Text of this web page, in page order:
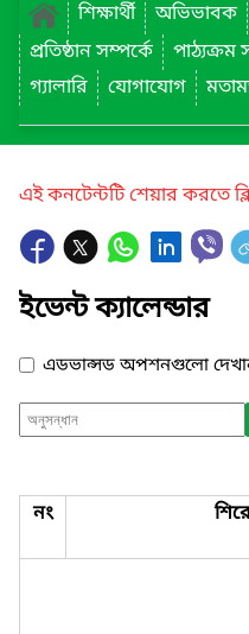
শিক্ষার্থী
অভিভাবক
প্রতিষ্ঠান সম্পর্কে
পাঠ্যক্রম
গ্যালারি
যোগাযোগ
এই কনটেন্টটি শেয়ার করতে
ইভেন্ট ক্যালেন্ডার
এডভান্সড অপশনগুলো
নং